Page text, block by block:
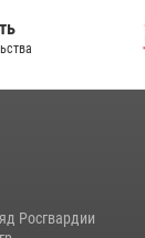
Росгвардии